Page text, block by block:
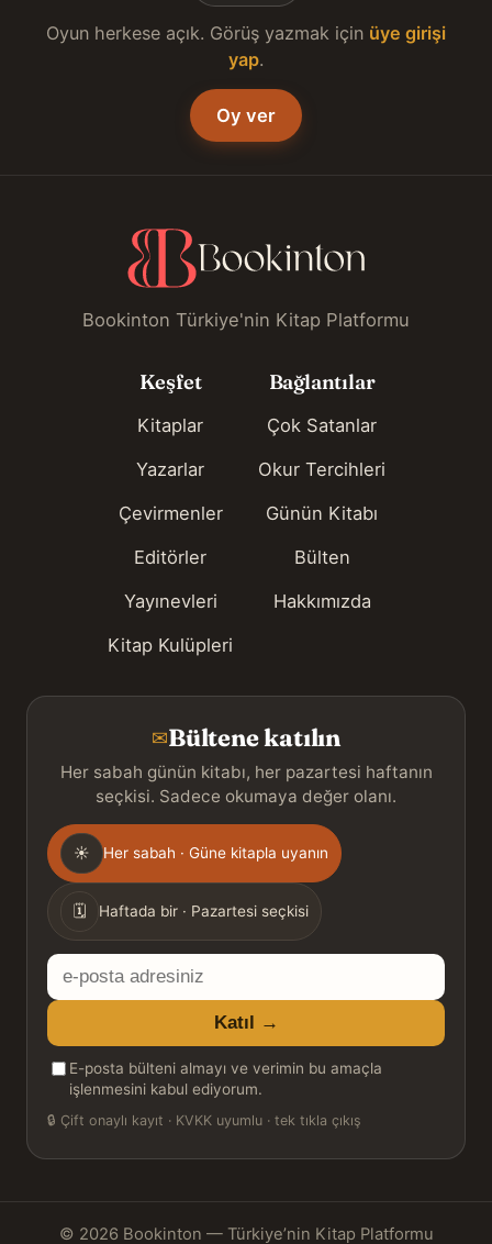
Oyun herkese açık. Görüş yazmak için üye girişi
yap.
Oy ver
Bookinton Türkiye'nin Kitap Platformu
Keşfet
Kitaplar
Yazarlar
Çevirmenler
Editörler
Yayınevleri
Kitap Kulüpleri
Bağlantılar
Çok Satanlar
Okur Tercihleri
Günün Kitabı
Bülten
Hakkımızda
✉Bültene katılın
Her sabah günün kitabı, her pazartesi haftanın
seçkisi. Sadece okumaya değer olanı.
Gönderim
sıklığı
☀ Her sabah · Güne kitapla uyanın
🗓 Haftada bir · Pazartesi seçkisi
E-
posta
adresiniz
Katıl →
E-posta bülteni almayı ve verimin bu amaçla
işlenmesini kabul ediyorum.
🔒 Çift onaylı kayıt · KVKK uyumlu · tek tıkla çıkış
© 2026 Bookinton — Türkiye’nin Kitap Platformu